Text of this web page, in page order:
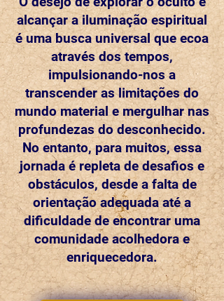
alcançar a iluminação espiritual
é uma busca universal que ecoa
através dos tempos,
impulsionando-nos a
transcender as limitações do
mundo material e mergulhar nas
profundezas do desconhecido.
No entanto, para muitos, essa
jornada é repleta de desafios e
obstáculos, desde a falta de
orientação adequada até a
dificuldade de encontrar uma
comunidade acolhedora e
enriquecedora.